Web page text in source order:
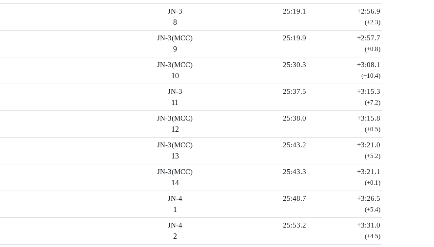
JN-3
8
25:19.1 +2:56.9
(+2.3)
JN-3(MCC)
9
25:19.9 +2:57.7
(+0.8)
JN-3(MCC)
10
25:30.3 +3:08.1
(+10.4)
JN-3
11
25:37.5 +3:15.3
(+7.2)
JN-3(MCC)
12
25:38.0 +3:15.8
(+0.5)
JN-3(MCC)
13
25:43.2 +3:21.0
(+5.2)
JN-3(MCC)
14
25:43.3 +3:21.1
(+0.1)
JN-4
1
25:48.7 +3:26.5
(+5.4)
JN-4
2
25:53.2 +3:31.0
(+4.5)